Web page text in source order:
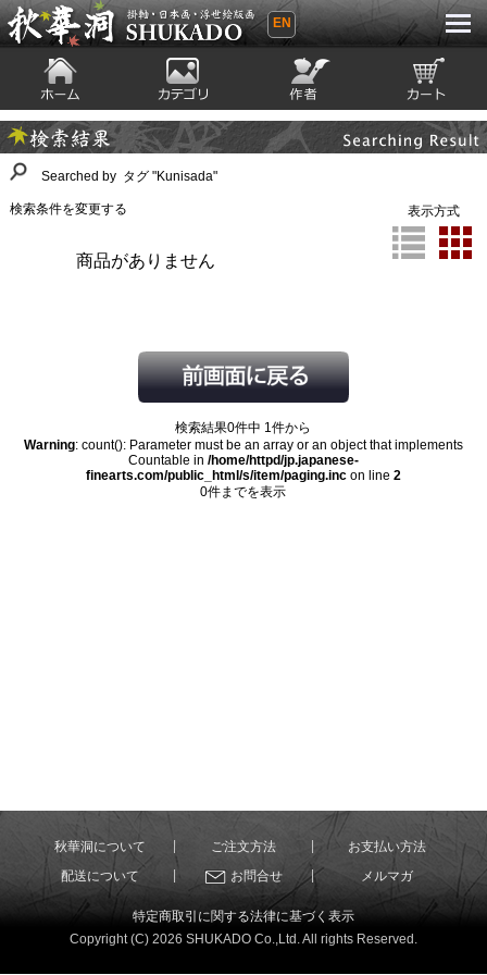
秋華洞 SHUKADO 掛軸・日本画・浮世
EN
ホーム カテゴリ 絵師 カート
検索結果
Searched by タグ "Kunisada"
検索条件を変更する 表示方式
商品がありません
検索結果0件中 1件から
Warning: count(): Parameter must be an array or an object that implements
Countable in /home/httpd/jp.japanese-
finearts.com/public_html/s/item/paging.incon line 2
0件までを表示
秋華洞について ご注文方法
お支払い方法
配送について
お問合せ メルマガ
特定商取引に関する法律に基づく表示
Copyright (C) 2026 SHUKADO Co.,Ltd. All rights Reserved.